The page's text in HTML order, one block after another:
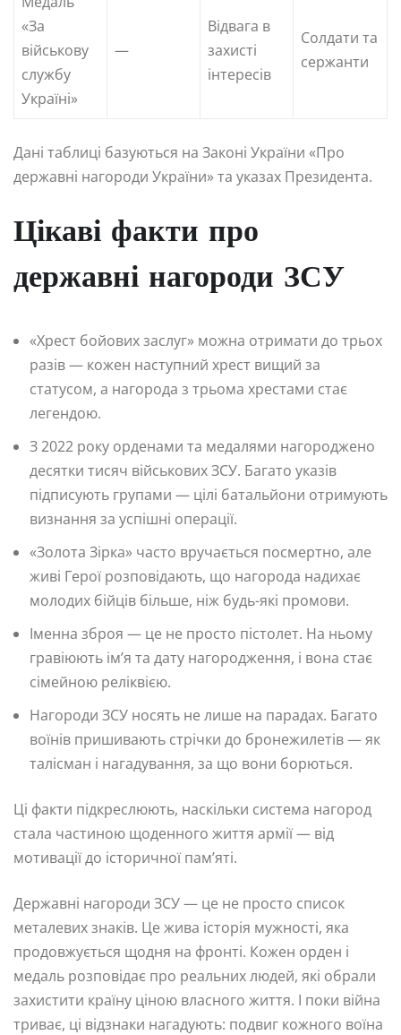
«За
військову
службу
Україні»
—
Відвага в
захисті
інтересів
Солдати та
сержанти
Дані таблиці базуються на Законі України «Про
державні нагороди України» та указах Президента.
Цікаві факти про
державні нагороди ЗСУ
«Хрест бойових заслуг» можна отримати до трьох
разів — кожен наступний хрест вищий за
статусом, а нагорода з трьома хрестами стає
легендою.
З 2022 року орденами та медалями нагороджено
десятки тисяч військових ЗСУ. Багато указів
підписують групами — цілі батальйони отримують
визнання за успішні операції.
«Золота Зірка» часто вручається посмертно, але
живі Герої розповідають, що нагорода надихає
молодих бійців більше, ніж будь-які промови.
Іменна зброя — це не просто пістолет. На ньому
гравіюють ім’я та дату нагородження, і вона стає
сімейною реліквією.
Нагороди ЗСУ носять не лише на парадах. Багато
воїнів пришивають стрічки до бронежилетів — як
талісман і нагадування, за що вони борються.
Ці факти підкреслюють, наскільки система нагород
стала частиною щоденного життя армії — від
мотивації до історичної пам’яті.
Державні нагороди ЗСУ — це не просто список
металевих знаків. Це жива історія мужності, яка
продовжується щодня на фронті. Кожен орден і
медаль розповідає про реальних людей, які обрали
захистити країну ціною власного життя. І поки війна
триває, ці відзнаки нагадують: подвиг кожного воїна